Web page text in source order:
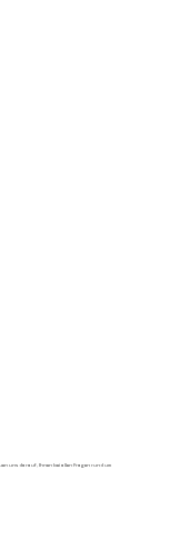
uns darauf, Ihnen bei allen Fragen rund um